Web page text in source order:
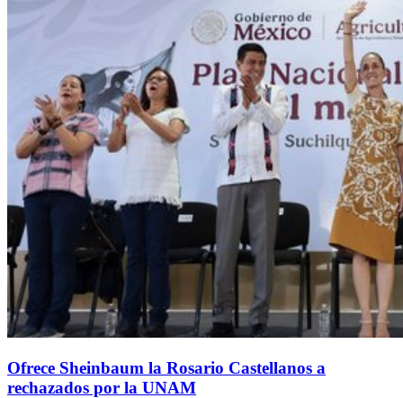
Ofrece Sheinbaum la Rosario Castellanos a
rechazados por la UNAM